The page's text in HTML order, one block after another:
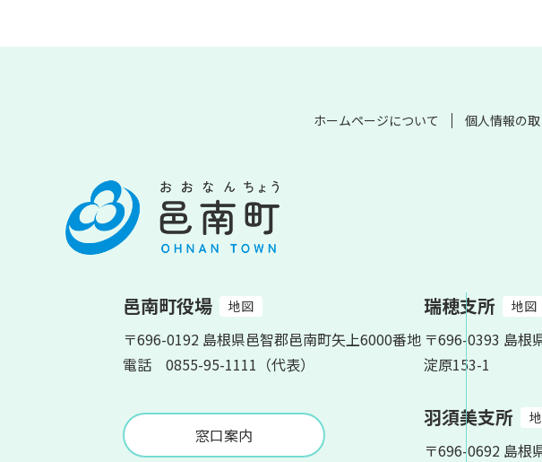
ホームページについて 個人情報の
邑南町役場 地図
〒696-0192 島根県邑智郡邑南町矢上6000番地
電話 0855-95-1111（代表）
窓口案内
瑞穂支所 地図
〒696-0393 島根
淀原153-1
羽須美支所
〒696-0692 島根